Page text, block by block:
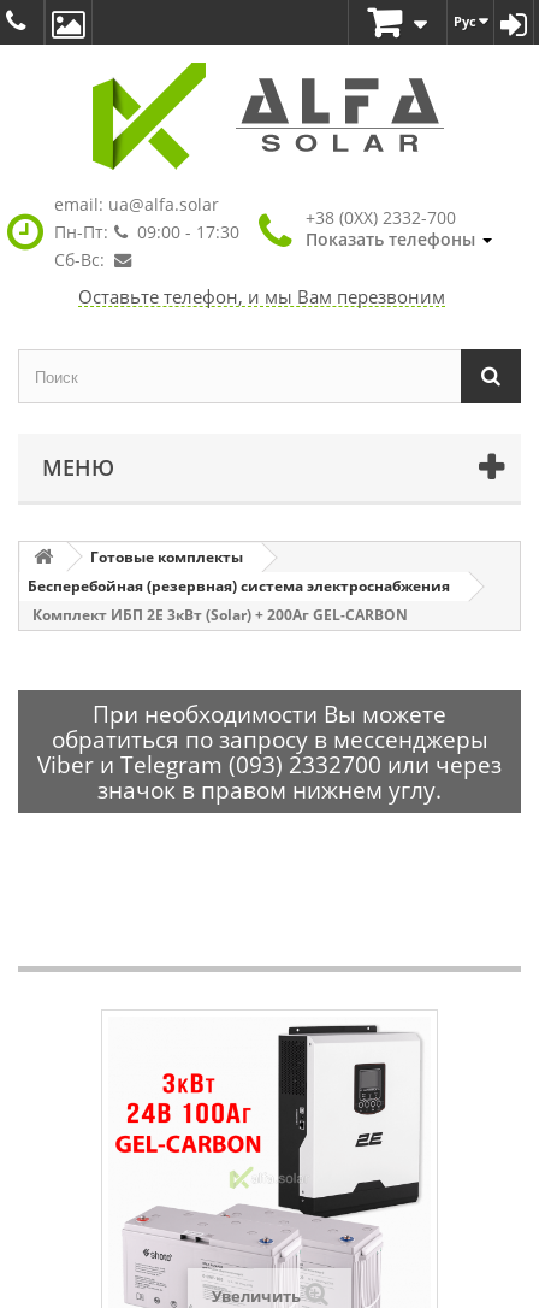
Рус
email: ua@alfa.solar
Пн-Пт:
09:00 - 17:30
Сб-Вс:
+38 (0XX) 2332-700
Показать телефоны
Оставьте телефон, и мы Вам перезвоним
МЕНЮ
Готовые комплекты
Бесперебойная (резервная) система электроснабжения
Комплект ИБП 2E 3кВт (Solar) + 200Аг GEL-CARBON
При необходимости Вы можете
обратиться по запросу в мессенджеры
Viber и Telegram (093) 2332700 или через
значок в правом нижнем углу.
Увеличить